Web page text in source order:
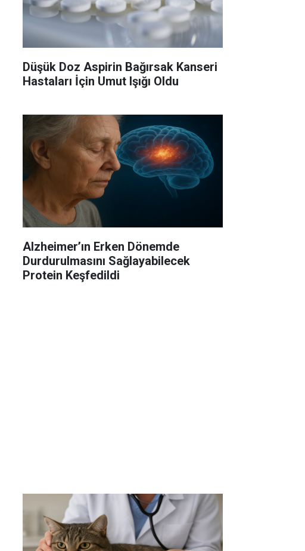
Düşük Doz Aspirin Bağırsak Kanseri
Hastaları İçin Umut Işığı Oldu
Alzheimer’ın Erken Dönemde
Durdurulmasını Sağlayabilecek
Protein Keşfedildi